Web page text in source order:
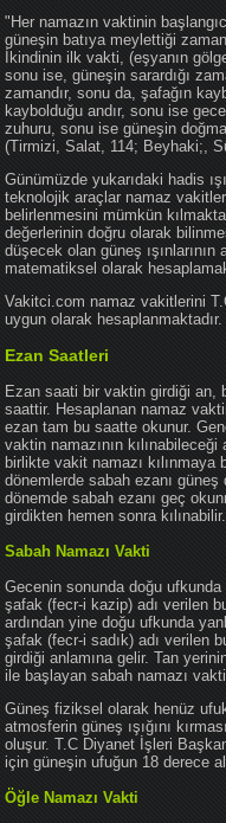
"Her namazın vaktinin
güneşin batıya meylettiği
İkindinin ilk vakti, (eşyanın
sonu ise, güneşin sarardığı
zamandır, sonu da, şafağın
kaybolduğu andır, sonu ise
zuhuru, sonu ise güneşin
(Tirmizi, Salat, 114; Beyhaki;,
Günümüzde yukarıdaki hadis
teknolojik araçlar namaz
belirlenmesini mümkün
değerlerinin doğru olarak
düşecek olan güneş ışınlarının
matematiksel olarak
Vakitci.com namaz vakitlerini
uygun olarak hesaplanmaktadır.
Ezan Saatleri
Ezan saati bir vaktin girdiği an,
saattir. Hesaplanan namaz
ezan tam bu saatte okunur.
vaktin namazının
birlikte vakit namazı kılınmaya
dönemlerde sabah ezanı
dönemde sabah ezanı geç
girdikten hemen sonra kılınabilir.
Sabah Namazı Vakti
Gecenin sonunda doğu ufkunda
şafak (fecr-i kazip) adı verilen
ardından yine doğu ufkunda
şafak (fecr-i sadık) adı verilen
girdiği anlamına gelir. Tan
ile başlayan sabah namazı
Güneş fiziksel olarak henüz
atmosferin güneş ışığını
oluşur. T.C Diyanet İşleri
için güneşin ufuğun 18 derece
Öğle Namazı Vakti